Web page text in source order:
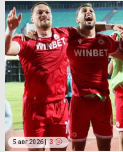
5 авг 2026 | 3